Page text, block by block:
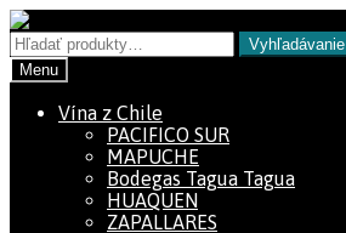
Vyhľadávanie
Menu
Vína z Chile
PACIFICO SUR
MAPUCHE
Bodegas Tagua Tagua
HUAQUEN
ZAPALLARES